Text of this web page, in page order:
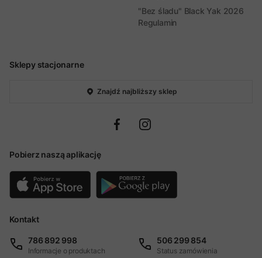
Sklepy stacjonarne
Znajdź najbliższy sklep
Pobierz naszą aplikację
"Bez śladu" Black Yak 2026
Regulamin
Kontakt
786 892 998
Informacje o produktach
506 299 854
Status zamówienia